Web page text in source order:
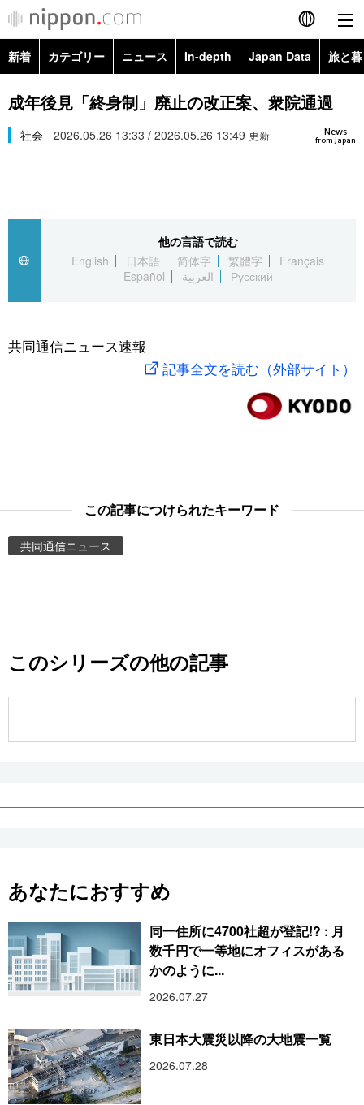
English
简体字
繁體字
العربية
社会
旅と暮らし
東京
新着 カテゴリー ニュース In-depth Japan Data 旅と
政治・外交
経済・ビジネス
社会
文化
科学・技術
暮らし
Topics
Images
お知らせ
成年後見「終身制」廃止の改正案、衆院通過
News
from Japan
社会 2026.05.26 13:33 / 2026.05.26 13:49 更新
他の言語で読む
English
日本語 简体字 繁體字
Français
Español
العربية Русский
共同通信ニュース速報
記事全文を読む（外部サイト）
この記事につけられたキーワード
共同通信ニュース
このシリーズの他の記事
あなたにおすすめ
同一住所に4700社超が登記!? : 月
数千円で一等地にオフィスがある
かのように...
2026.07.27
東日本大震災以降の大地震一覧
2026.07.28